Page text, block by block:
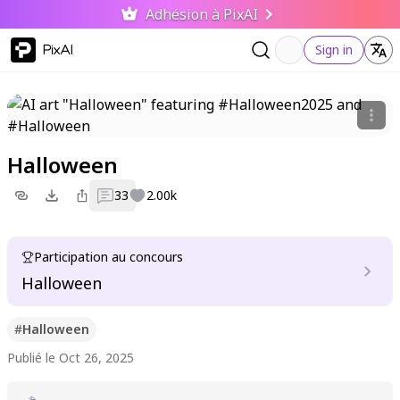
Adhésion à PixAI
PixAI Sign in
Halloween
33 2.00k
Participation au concours
Halloween
#Halloween
Publié le Oct 26, 2025